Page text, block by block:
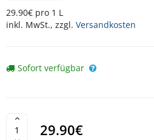
29.90€ pro 1 L
inkl. MwSt., zzgl. Versandkosten
Sofort verfügbar
29.90€